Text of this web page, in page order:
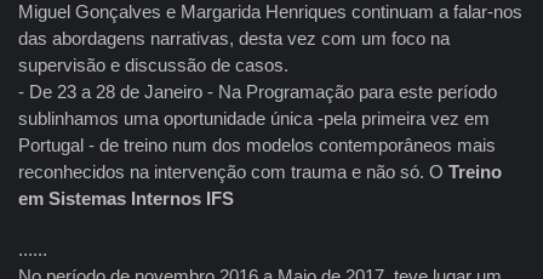
Miguel Gonçalves e Margarida Henriques continuam a falar-nos
das abordagens narrativas, desta vez com um foco na
supervisão e discussão de casos.
- De 23 a 28 de Janeiro - Na Programação para este período
sublinhamos uma oportunidade única -pela primeira vez em
Portugal - de treino num dos modelos contemporâneos mais
reconhecidos na intervenção com trauma e não só. O Treino
em Sistemas Internos IFS
......